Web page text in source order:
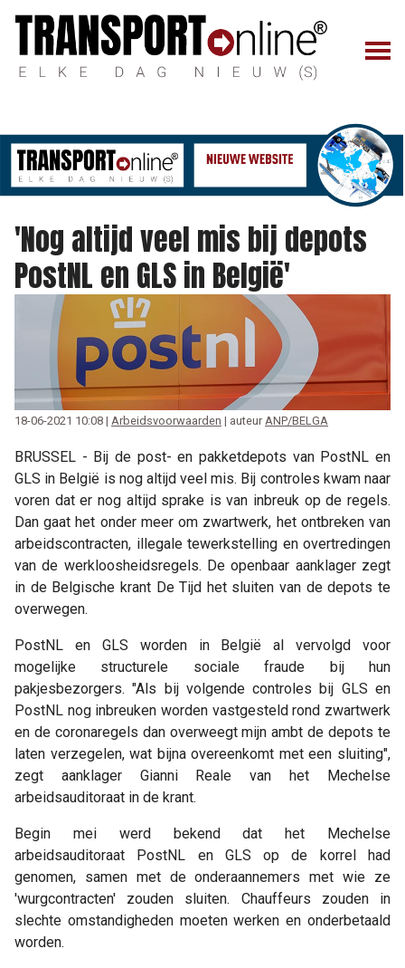
'Nog altijd veel mis bij depots
PostNL en GLS in België'
18-06-2021 10:08 | Arbeidsvoorwaarden | auteur ANP/BELGA
BRUSSEL - Bij de post- en pakketdepots van PostNL en
GLS in België is nog altijd veel mis. Bij controles kwam naar
voren dat er nog altijd sprake is van inbreuk op de regels.
Dan gaat het onder meer om zwartwerk, het ontbreken van
arbeidscontracten, illegale tewerkstelling en overtredingen
van de werkloosheidsregels. De openbaar aanklager zegt
in de Belgische krant De Tijd het sluiten van de depots te
overwegen.
PostNL en GLS worden in België al vervolgd voor
mogelijke structurele sociale fraude bij hun
pakjesbezorgers. "Als bij volgende controles bij GLS en
PostNL nog inbreuken worden vastgesteld rond zwartwerk
en de coronaregels dan overweegt mijn ambt de depots te
laten verzegelen, wat bijna overeenkomt met een sluiting",
zegt aanklager Gianni Reale van het Mechelse
arbeidsauditoraat in de krant.
Begin mei werd bekend dat het Mechelse
arbeidsauditoraat PostNL en GLS op de korrel had
genomen, samen met de onderaannemers met wie ze
'wurgcontracten' zouden sluiten. Chauffeurs zouden in
slechte omstandigheden moeten werken en onderbetaald
worden.